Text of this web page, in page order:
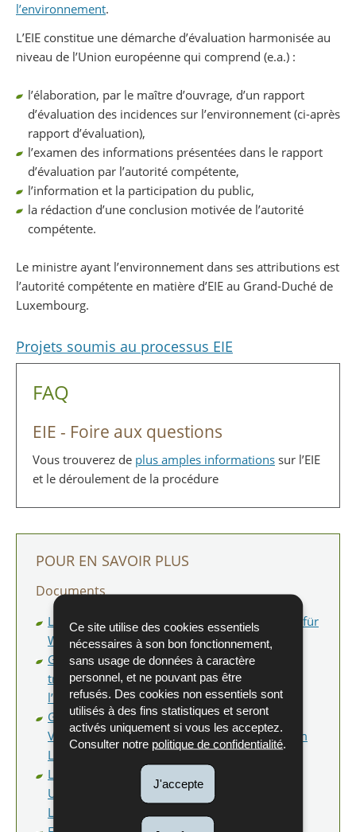
Ce site utilise des cookies essentiels
nécessaires à son bon fonctionnement,
sans usage de données à caractère
personnel, et ne pouvant pas être
refusés. Des cookies non essentiels sont
utilisés à des fins statistiques et seront
activés uniquement si vous les acceptez.
Consulter notre politique de confidentialité.
J'accepte
l’environnement.
L’EIE constitue une démarche d’évaluation harmonisée au
niveau de l’Union européenne qui comprend (e.a.) :
l’élaboration, par le maître d’ouvrage, d’un rapport
d’évaluation des incidences sur l’environnement (ci-après
rapport d’évaluation),
l’examen des informations présentées dans le rapport
d’évaluation par l’autorité compétente,
l’information et la participation du public,
la rédaction d’une conclusion motivée de l’autorité
compétente.
Le ministre ayant l’environnement dans ses attributions est
l’autorité compétente en matière d’EIE au Grand-Duché de
Luxembourg.
Projets soumis au processus EIE
FAQ
EIE - Foire aux questions
Vous trouverez de plus amples informations sur l’EIE
et le déroulement de la procédure
POUR EN SAVOIR PLUS
Documents
Leitfaden zu avifaunistischen Untersuchungen für
Windenergieprojekte in Luxemburg
Guide concernant l’évaluation des incidences
transfrontalières de certains projets sur
l’environnement
Guide d’orientation « Leitfaden zur FFH-
Verträglichkeitsprüfung für das Großherzogtum
Luxemburg
(Pdf - 7,17 Mo) (Pdf - 7,17 Mo)
Leitfaden zu fledermauskundlichen
Untersuchungen für Windenergieprojekte in
Luxemburg
(Pdf - 18,50 Mo)